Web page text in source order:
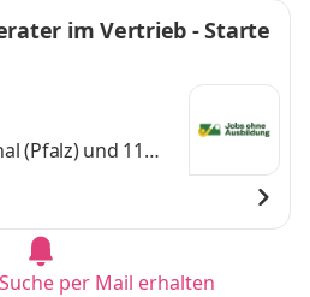
im Vertrieb - Starte
(Pfalz)und 11
per Mail erhalten